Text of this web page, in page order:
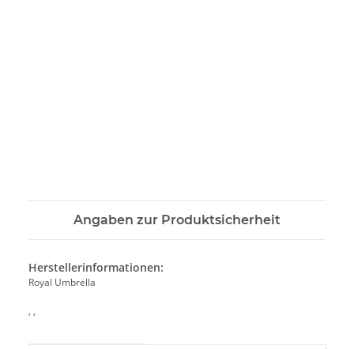
Angaben zur Produktsicherheit
Herstellerinformationen:
Royal Umbrella
, ,